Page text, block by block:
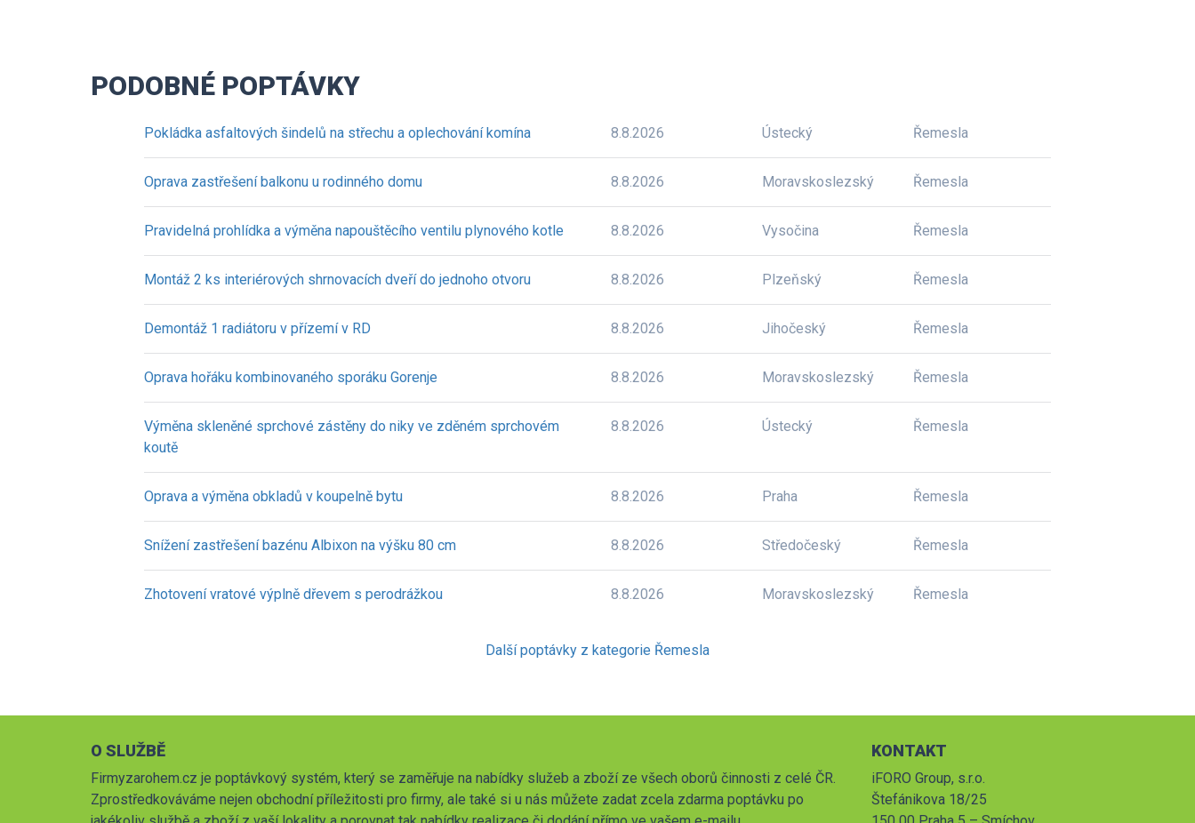
PODOBNÉ POPTÁVKY
Pokládka asfaltových šindelů na střechu a oplechování komína 8.8.2026 Ústecký Řemesla
Oprava zastřešení balkonu u rodinného domu 8.8.2026 Moravskoslezský Řemesla
Pravidelná prohlídka a výměna napouštěcího ventilu plynového kotle 8.8.2026 Vysočina Řemesla
Montáž 2 ks interiérových shrnovacích dveří do jednoho otvoru 8.8.2026 Plzeňský Řemesla
Demontáž 1 radiátoru v přízemí v RD 8.8.2026 Jihočeský Řemesla
Oprava hořáku kombinovaného sporáku Gorenje 8.8.2026 Moravskoslezský Řemesla
Výměna skleněné sprchové zástěny do niky ve zděném sprchovém
koutě
8.8.2026 Ústecký Řemesla
Oprava a výměna obkladů v koupelně bytu 8.8.2026 Praha Řemesla
Snížení zastřešení bazénu Albixon na výšku 80 cm 8.8.2026 Středočeský Řemesla
Zhotovení vratové výplně dřevem s perodrážkou 8.8.2026 Moravskoslezský Řemesla
Další poptávky z kategorie Řemesla
O SLUŽBĚ
Firmyzarohem.cz je poptávkový systém, který se zaměřuje na nabídky služeb a zboží ze všech oborů činnosti z celé ČR.
Zprostředkováváme nejen obchodní příležitosti pro firmy, ale také si u nás můžete zadat zcela zdarma poptávku po
KONTAKT
iFORO Group, s.r.o.
Štefánikova 18/25